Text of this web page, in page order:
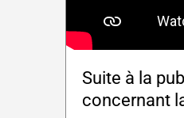
Suite à la
concernant